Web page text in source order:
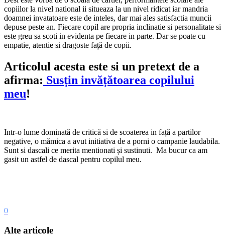
copiilor la nivel national ii situeaza la un nivel ridicat iar mandria
doamnei invatatoare este de inteles, dar mai ales satisfactia muncii
depuse peste an. Fiecare copil are propria inclinatie si personalitate si
este greu sa scoti in evidenta pe fiecare in parte. Dar se poate cu
empatie, atentie si dragoste față de copii.
Articolul acesta este si un pretext de a
afirma: Susțin invățătoarea copilului
meu!
Intr-o lume dominată de critică si de scoaterea in față a partilor
negative, o mămica a avut initiativa de a porni o campanie laudabila.
Sunt si dascali ce merita mentionati și sustinuti. Ma bucur ca am
gasit un astfel de dascal pentru copilul meu.
0
Alte articole